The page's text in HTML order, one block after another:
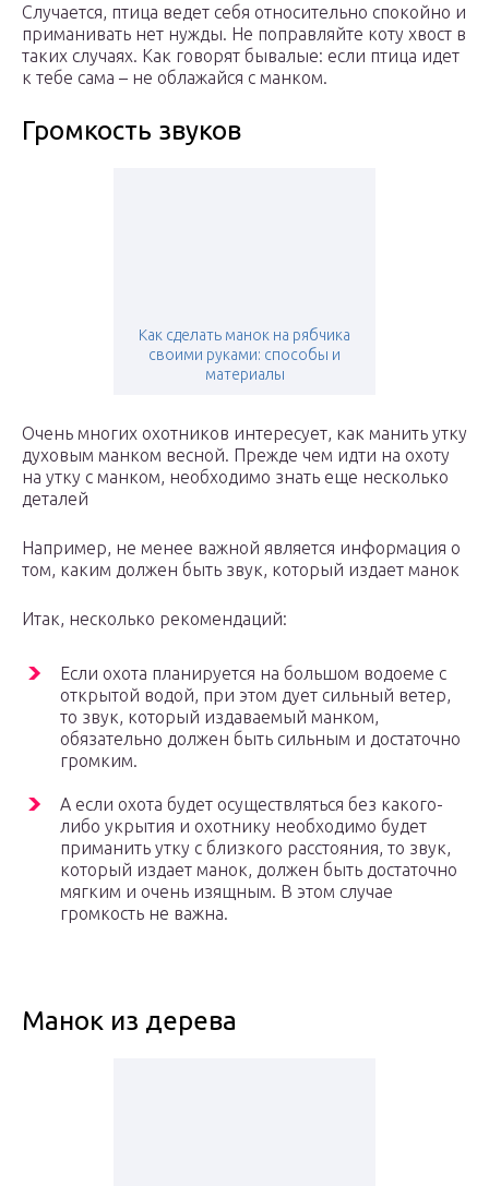
Случается, птица ведет себя относительно спокойно и
приманивать нет нужды. Не поправляйте коту хвост в
таких случаях. Как говорят бывалые: если птица идет
к тебе сама – не облажайся с манком.
Громкость звуков
Как сделать манок на рябчика
своими руками: способы и
материалы
Очень многих охотников интересует, как манить утку
духовым манком весной. Прежде чем идти на охоту
на утку с манком, необходимо знать еще несколько
деталей
Например, не менее важной является информация о
том, каким должен быть звук, который издает манок
Итак, несколько рекомендаций:
Если охота планируется на большом водоеме с
открытой водой, при этом дует сильный ветер,
то звук, который издаваемый манком,
обязательно должен быть сильным и достаточно
громким.
А если охота будет осуществляться без какого-
либо укрытия и охотнику необходимо будет
приманить утку с близкого расстояния, то звук,
который издает манок, должен быть достаточно
мягким и очень изящным. В этом случае
громкость не важна.
Манок из дерева